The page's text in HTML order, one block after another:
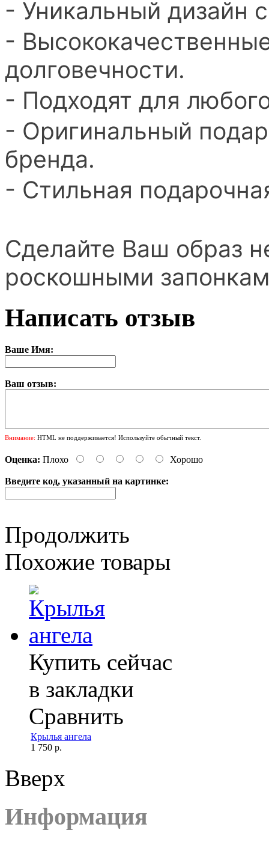
- Уникальный дизайн
-
долговечности.
- Подходят для
- Оригинальный
бренда.
- Стильная
Сделайте Ваш образ
роскошными
Написать отзыв
Ваше Имя:
Ваш отзыв:
Внимание: HTML не поддерживается! Используйте обычный текст.
Оценка: Плохо Хорошо
Введите код, указанный на картинке:
Продолжить
Похожие товары
Купить сейчас
в закладки
Сравнить
Крылья ангела
1 750 р.
Вверх
Информация